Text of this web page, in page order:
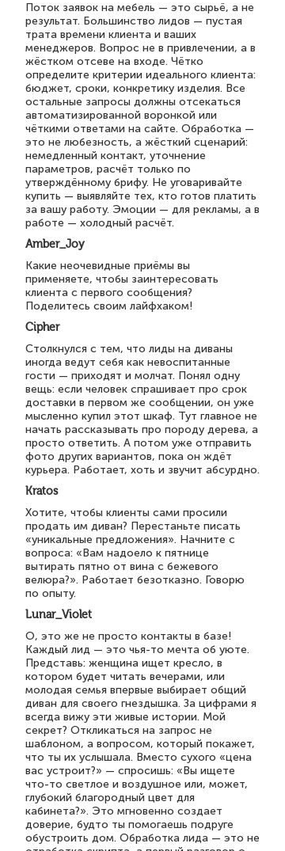
Поток заявок на мебель — это сырьё, а не
результат. Большинство лидов — пустая
трата времени клиента и ваших
менеджеров. Вопрос не в привлечении, а в
жёстком отсеве на входе. Чётко
определите критерии идеального клиента:
бюджет, сроки, конкретику изделия. Все
остальные запросы должны отсекаться
автоматизированной воронкой или
чёткими ответами на сайте. Обработка —
это не любезность, а жёсткий сценарий:
немедленный контакт, уточнение
параметров, расчёт только по
утверждённому брифу. Не уговаривайте
купить — выявляйте тех, кто готов платить
за вашу работу. Эмоции — для рекламы, а в
работе — холодный расчёт.
Amber_Joy
Какие неочевидные приёмы вы
применяете, чтобы заинтересовать
клиента с первого сообщения?
Поделитесь своим лайфхаком!
Cipher
Столкнулся с тем, что лиды на диваны
иногда ведут себя как невоспитанные
гости — приходят и молчат. Понял одну
вещь: если человек спрашивает про срок
доставки в первом же сообщении, он уже
мысленно купил этот шкаф. Тут главное не
начать рассказывать про породу дерева, а
просто ответить. А потом уже отправить
фото других вариантов, пока он ждёт
курьера. Работает, хоть и звучит абсурдно.
Kratos
Хотите, чтобы клиенты сами просили
продать им диван? Перестаньте писать
«уникальные предложения». Начните с
вопроса: «Вам надоело к пятнице
вытирать пятно от вина с бежевого
велюра?». Работает безотказно. Говорю
по опыту.
Lunar_Violet
О, это же не просто контакты в базе!
Каждый лид — это чья-то мечта об уюте.
Представь: женщина ищет кресло, в
котором будет читать вечерами, или
молодая семья впервые выбирает общий
диван для своего гнездышка. За цифрами я
всегда вижу эти живые истории. Мой
секрет? Откликаться на запрос не
шаблоном, а вопросом, который покажет,
что ты их услышала. Вместо сухого «цена
вас устроит?» — спросишь: «Вы ищете
что-то светлое и воздушное или, может,
глубокий благородный цвет для
кабинета?». Это мгновенно создает
доверие, будто ты помогаешь подруге
обустроить дом. Обработка лида — это не